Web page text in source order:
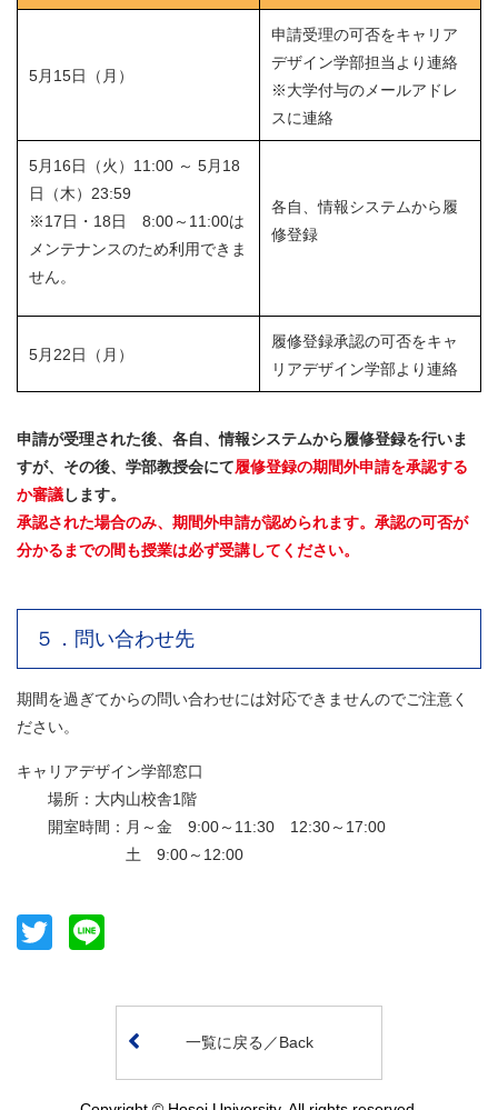
5月15日（月）
申請受理の可否をキャリア
デザイン学部担当より連絡
※大学付与のメールアドレ
スに連絡
5月16日（火）11:00 ～ 5月18
日（木）23:59
※17日・18日 8:00～11:00は
メンテナンスのため利用できま
せん。
各自、情報システムから履
修登録
5月22日（月）
履修登録承認の可否をキャ
リアデザイン学部より連絡
申請が受理された後、各自、情報システムから履修登録を行いま
すが、その後、学部教授会にて履修登録の期間外申請を承認する
か審議します。
承認された場合のみ、期間外申請が認められます。承認の可否が
分かるまでの間も授業は必ず受講してください。
５．問い合わせ先
期間を過ぎてからの問い合わせには対応できませんのでご注意く
ださい。
キャリアデザイン学部窓口
場所：大内山校舎1階
開室時間：月～金 9:00～11:30 12:30～17:00
土 9:00～12:00
Twitter
一覧に戻る／Back